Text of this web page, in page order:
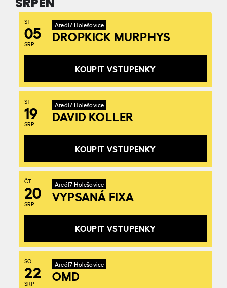
ST
05
SRP
Areál7 Holešovice
DROPKICK MURPHYS
KOUPIT VSTUPENKY
ST
19
SRP
Areál7 Holešovice
DAVID KOLLER
KOUPIT VSTUPENKY
ČT
20
SRP
Areál7 Holešovice
VYPSANÁ FIXA
KOUPIT VSTUPENKY
SO
22
SRP
Areál7 Holešovice
OMD